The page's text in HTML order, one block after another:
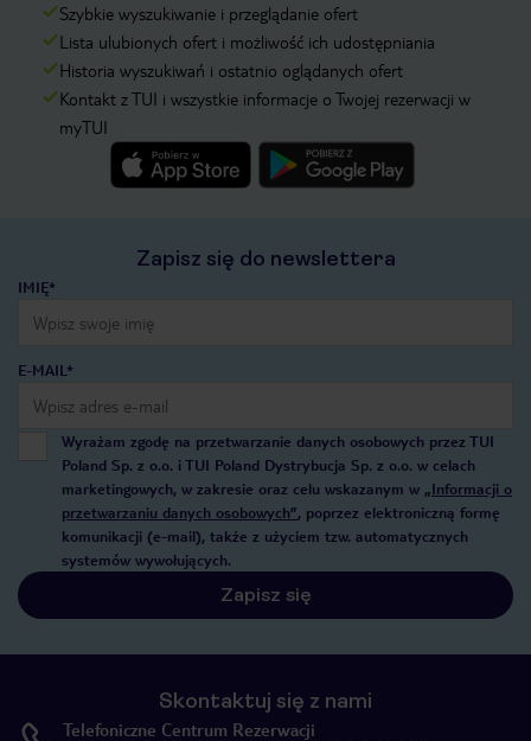
Szybkie wyszukiwanie i przeglądanie ofert
Lista ulubionych ofert i możliwość ich udostępniania
Historia wyszukiwań i ostatnio oglądanych ofert
Kontakt z TUI i wszystkie informacje o Twojej rezerwacji w
myTUI
Zapisz się do newslettera
IMIĘ*
E-MAIL*
Wyrażam zgodę na przetwarzanie danych osobowych przez TUI
Poland Sp. z o.o. i TUI Poland Dystrybucja Sp. z o.o. w celach
marketingowych, w zakresie oraz celu wskazanym w „Informacji o
przetwarzaniu danych osobowych”, poprzez elektroniczną formę
komunikacji (e-mail), także z użyciem tzw. automatycznych
systemów wywołujących.
Zapisz się
Skontaktuj się z nami
Telefoniczne Centrum Rezerwacji